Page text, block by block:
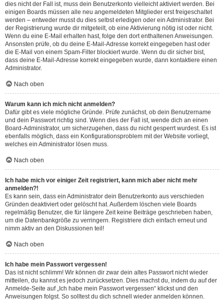
dies nicht der Fall ist, muss dein Benutzerkonto vielleicht aktiviert werden. Bei
einigen Boards müssen alle neu angemeldeten Mitglieder erst freigeschaltet
werden – entweder musst du dies selbst erledigen oder ein Administrator. Bei
der Registrierung wurde dir mitgeteilt, ob eine Aktivierung nötig ist oder nicht.
Wenn du eine E-Mail erhalten hast, folge den dort enthaltenen Anweisungen.
Ansonsten prüfe, ob du deine E-Mail-Adresse korrekt eingegeben hast oder
die E-Mail von einem Spam-Filter blockiert wurde. Wenn du dir sicher bist,
dass deine E-Mail-Adresse korrekt eingegeben wurde, dann kontaktiere einen
Administrator.
Nach oben
Warum kann ich mich nicht anmelden?
Dafür gibt es viele mögliche Gründe. Prüfe zunächst, ob dein Benutzername
und dein Passwort richtig sind. Wenn dies der Fall ist, wende dich an einen
Board-Administrator, um sicherzugehen, dass du nicht gesperrt wurdest. Es ist
ebenfalls möglich, dass ein Konfigurationsproblem mit der Website vorliegt,
welches ein Administrator lösen muss.
Nach oben
Ich habe mich vor einiger Zeit registriert, kann mich aber nicht mehr
anmelden?!
Es kann sein, dass ein Administrator dein Benutzerkonto aus verschieden
Gründen deaktiviert oder gelöscht hat. Außerdem löschen viele Boards
regelmäßig Benutzer, die für längere Zeit keine Beiträge geschrieben haben,
um die Datenbankgröße zu verringern. Registriere dich einfach erneut und
nimm aktiv an den Diskussionen teil!
Nach oben
Ich habe mein Passwort vergessen!
Das ist nicht schlimm! Wir können dir zwar dein altes Passwort nicht wieder
mitteilen, du kannst es jedoch zurücksetzen. Dies machst du, indem du auf der
Anmelde-Seite auf „Ich habe mein Passwort vergessen“ klickst und den
Anweisungen folgst. So solltest du dich schnell wieder anmelden können.